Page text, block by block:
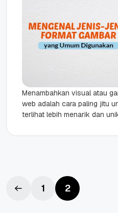
Menambahkan visual atau
web adalah cara paling jitu
terlihat lebih menarik dan
1 2